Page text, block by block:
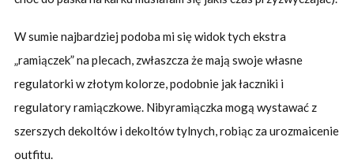
W sumie najbardziej podoba mi się widok tych ekstra
„ramiączek” na plecach, zwłaszcza że mają swoje własne
regulatorki w złotym kolorze, podobnie jak łaczniki i
regulatory ramiączkowe. Nibyramiączka mogą wystawać z
szerszych dekoltów i dekoltów tylnych, robiąc za urozmaicenie
outfitu.